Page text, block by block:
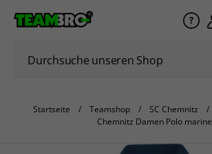
Startseite Teamshop SC Chemnitz
Chemnitz Damen Polo marine